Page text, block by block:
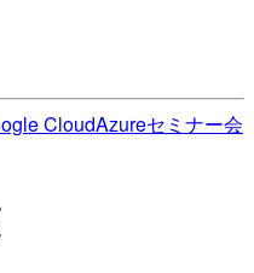
CloudAzureセミナー会